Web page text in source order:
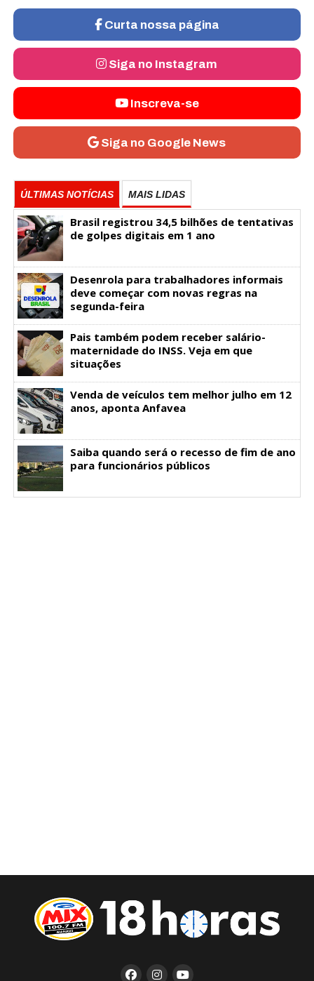
Curta nossa página
Siga no Instagram
Inscreva-se
Siga no Google News
ÚLTIMAS NOTÍCIAS MAIS LIDAS
Brasil registrou 34,5 bilhões de tentativas
de golpes digitais em 1 ano
Desenrola para trabalhadores informais
deve começar com novas regras na
segunda-feira
Pais também podem receber salário-
maternidade do INSS. Veja em que
situações
Venda de veículos tem melhor julho em 12
anos, aponta Anfavea
Saiba quando será o recesso de fim de ano
para funcionários públicos